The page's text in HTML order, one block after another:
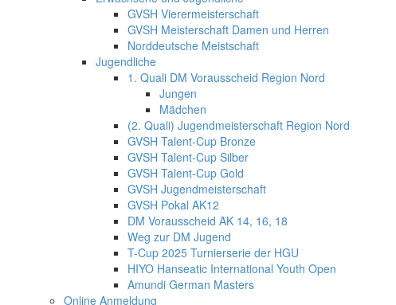
GVSH Vierermeisterschaft
GVSH Meisterschaft Damen und Herren
Norddeutsche Meistschaft
Jugendliche
1. Quali DM Vorausscheid Region Nord
Jungen
Mädchen
(2. Quali) Jugendmeisterschaft Region Nord
GVSH Talent-Cup Bronze
GVSH Talent-Cup Silber
GVSH Talent-Cup Gold
GVSH Jugendmeisterschaft
GVSH Pokal AK12
DM Vorausscheid AK 14, 16, 18
Weg zur DM Jugend
T-Cup 2025 Turnierserie der HGU
HIYO Hanseatic International Youth Open
Amundi German Masters
Online Anmeldung